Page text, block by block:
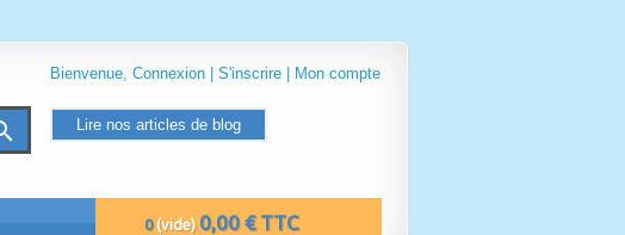
Bienvenue, Connexion | S'inscrire | Mon compte
0 (vide) 0,00 € TTC
Lire nos articles de blog